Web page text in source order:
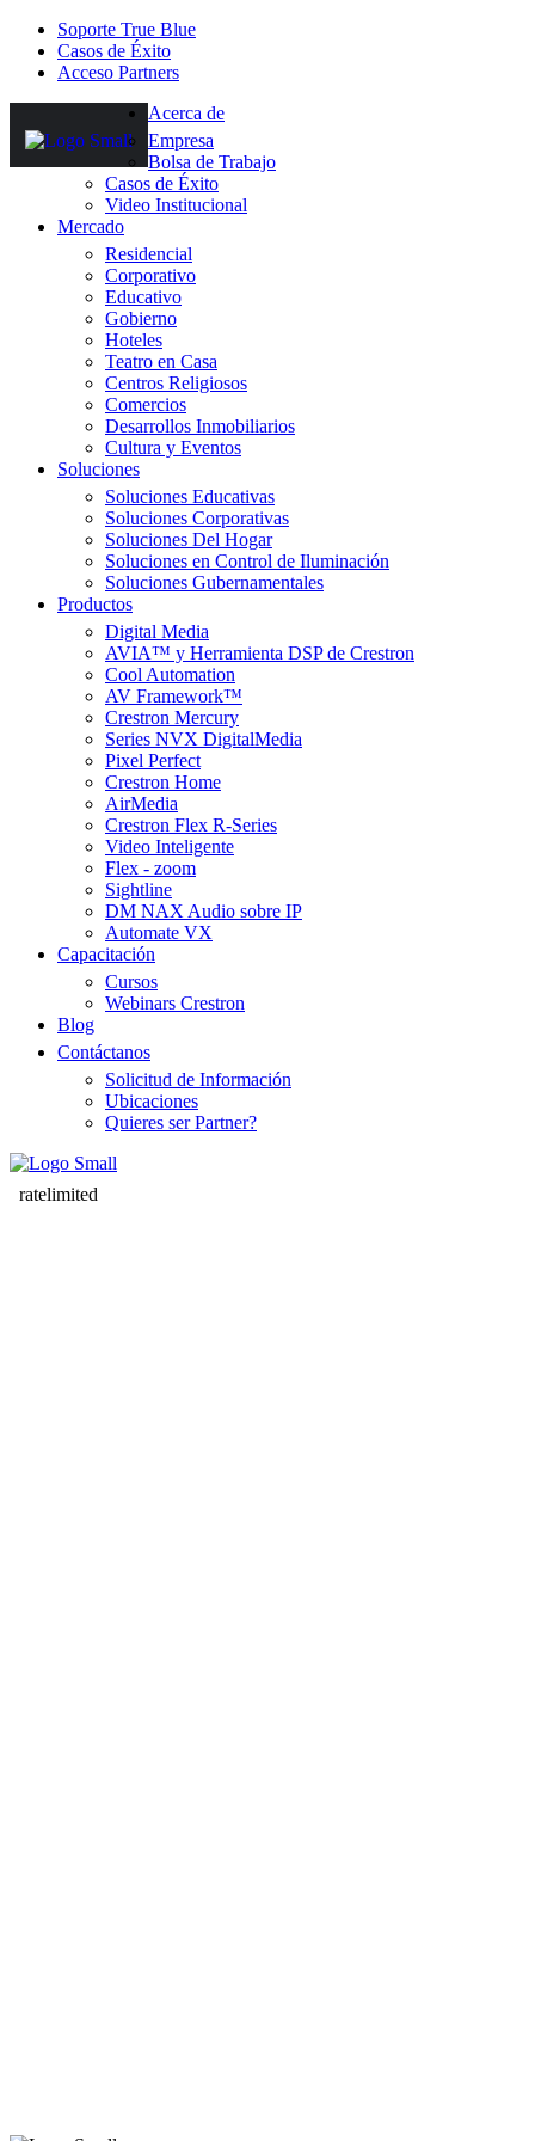
Soporte True Blue
Casos de Éxito
Acceso Partners
Acerca de
Empresa
Bolsa de Trabajo
Casos de Éxito
Video Institucional
Mercado
Residencial
Corporativo
Educativo
Gobierno
Hoteles
Teatro en Casa
Centros Religiosos
Comercios
Desarrollos Inmobiliarios
Cultura y Eventos
Soluciones
Soluciones Educativas
Soluciones Corporativas
Soluciones Del Hogar
Soluciones en Control de Iluminación
Soluciones Gubernamentales
Productos
Digital Media
AVIA™ y Herramienta DSP de Crestron
Cool Automation
AV Framework™
Crestron Mercury
Series NVX DigitalMedia
Pixel Perfect
Crestron Home
AirMedia
Crestron Flex R-Series
Video Inteligente
Flex - zoom
Sightline
DM NAX Audio sobre IP
Automate VX
Capacitación
Cursos
Webinars Crestron
Blog
Contáctanos
Solicitud de Información
Ubicaciones
Quieres ser Partner?